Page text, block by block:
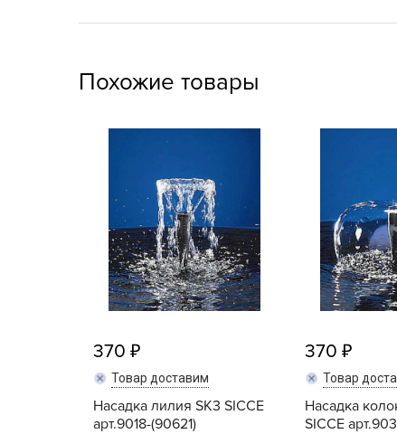
Средства для септиков,
прудов и бассейнов
Средства защиты
растений
Средства от бытовых и
летающих насекомых,
Удобрения
Хозяйственные товары
Похожие товары
370
Товар доставим
Насадка лилия SK3 SICCE
арт.9018-(90621)
370
Товар
Насадка
SICCE